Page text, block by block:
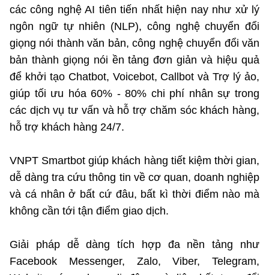
các công nghệ AI tiên tiến nhất hiện nay như xử lý
ngôn ngữ tự nhiên (NLP), công nghệ chuyển đổi
giọng nói thành văn bản, công nghệ chuyển đổi văn
bản thành giọng nói ền tảng đơn giản và hiệu quả
để khởi tạo Chatbot, Voicebot, Callbot và Trợ lý ảo,
giúp tối ưu hóa 60% - 80% chi phí nhân sự trong
các dịch vụ tư vấn và hỗ trợ chăm sóc khách hàng,
hỗ trợ khách hàng 24/7.
VNPT Smartbot giúp khách hàng tiết kiệm thời gian,
dễ dàng tra cứu thông tin về cơ quan, doanh nghiệp
và cá nhân ở bất cứ đâu, bất kì thời điểm nào mà
không cần tới tận điểm giao dịch.
Giải pháp dễ dàng tích hợp đa nền tảng như
Facebook Messenger, Zalo, Viber, Telegram,